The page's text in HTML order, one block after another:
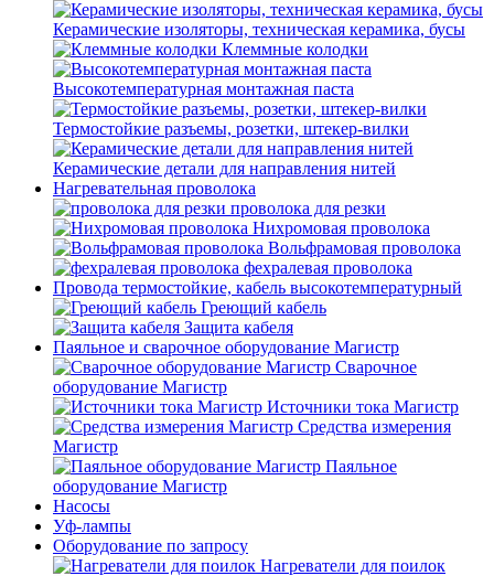
Керамические изоляторы, техническая керамика, бусы
Клеммные колодки
Высокотемпературная монтажная паста
Термостойкие разъемы, розетки, штекер-вилки
Керамические детали для направления нитей
Нагревательная проволока
проволока для резки
Нихромовая проволока
Вольфрамовая проволока
фехралевая проволока
Провода термостойкие, кабель высокотемпературный
Греющий кабель
Защита кабеля
Паяльное и сварочное оборудование Магистр
Сварочное
оборудование Магистр
Источники тока Магистр
Средства измерения
Магистр
Паяльное
оборудование Магистр
Насосы
Уф-лампы
Оборудование по запросу
Нагреватели для поилок